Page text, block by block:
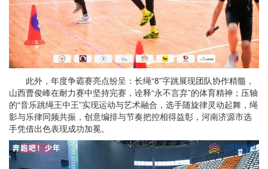
此外，年度争霸赛亮点纷呈：长绳“8”字跳展现团队协作精髓，
山西曹俊峰在耐力赛中坚持完赛，诠释“永不言弃”的体育精神；压轴
的“音乐跳绳王中王”实现运动与艺术融合，选手随旋律灵动起舞，绳
影与乐律同频共振，创意编排与节奏把控相得益彰，河南济源市选
手凭借出色表现成功加冕。